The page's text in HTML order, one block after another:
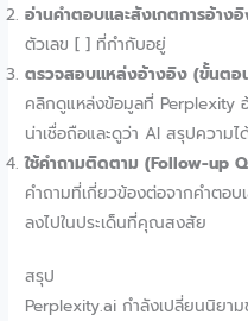
อ่านคำตอบและสังเกตการอ้าง
ตัวเลข [ ] ที่กำกับอยู่
ตรวจสอบแหล่งอ้างอิง (ขั้นต
คลิกดูแหล่งข้อมูลที่ Perplexity
น่าเชื่อถือและดูว่า AI สรุปความ
ใช้คำถามติดตาม (Follow-up
คำถามที่เกี่ยวข้องต่อจากคำตอบ
ลงไปในประเด็นที่คุณสงสัย
สรุป
Perplexity.ai กำลังเปลี่ยนนิยา